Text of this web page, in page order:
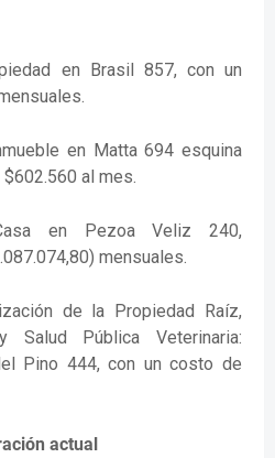
en Brasil 857, con un
en Matta 694 esquina
al mes.
en Pezoa Veliz 240,
mensuales.
de la Propiedad Raíz,
Salud Pública Veterinaria:
Pino 444, con un costo de
actual